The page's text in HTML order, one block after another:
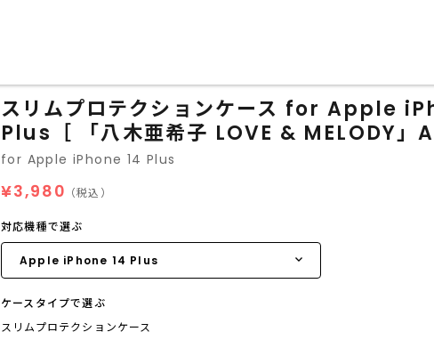
スリムプロテクションケース for Apple
Plus［ 「八木亜希子 LOVE & MELODY」A
for Apple iPhone 14 Plus
¥3,980 （税込）
対応機種で選ぶ
ケースタイプで選ぶ
スリムプロテクションケース